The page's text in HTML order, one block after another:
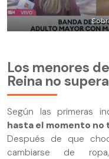
Los menores
Reina no
Según las primeras
hasta el momento no
Después de que
cambiarse de